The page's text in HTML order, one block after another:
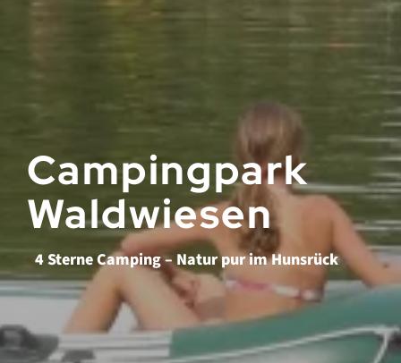
Campingpark
Waldwiesen
4 Sterne Camping – Natur pur im Hunsrück